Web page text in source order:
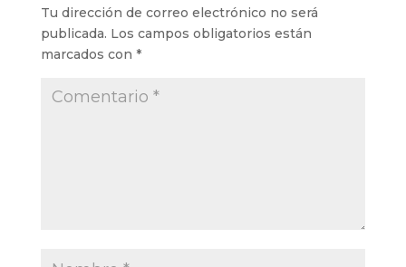
Tu dirección de correo electrónico no será
publicada. Los campos obligatorios están
marcados con *